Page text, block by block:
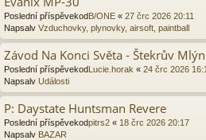
Poslední příspěvekodB/ONE « 27 črc 2026 20:11
Napsalv Vzduchovky, plynovky, airsoft, paintball
Závod Na Konci Světa - Štekrův
Poslední příspěvekodLucie.horak « 24 črc 2026
Napsalv Události
P: Daystate Huntsman Revere
Poslední příspěvekodpitrs2 « 18 črc 2026 20:17
Napsalv BAZAR